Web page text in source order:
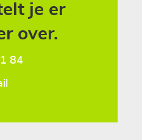
je er
over.
84